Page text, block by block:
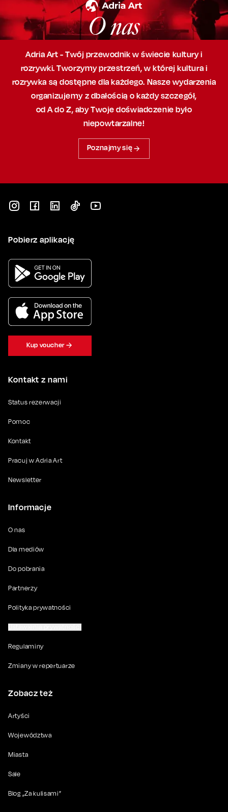
O nas
Adria Art - Twój przewodnik w świecie kultury i
rozrywki. Tworzymy przestrzeń,w której kultura i
rozrywka są dostępne dla każdego. Nasze wydarzenia
organizujemy z dbałością o każdy szczegół,
od A do Z, abyTwoje doświadczenie było
niepowtarzalne!
Poznajmy się
Kontakt z nami
Status rezerwacji
Pomoc
Kontakt
Pracuj w Adria Art
Newsletter
Informacje
O nas
Dla mediów
Do pobrania
Partnerzy
Polityka prywatności
Regulaminy
Zmiany w repertuarze
Zobacz też
Artyści
Województwa
Miasta
Sale
Blog „Za kulisami”
Pobierz aplikację
Kup voucher